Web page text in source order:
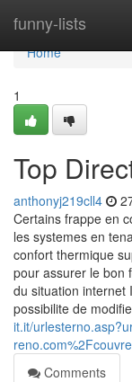
funny-lists
Home
Home
1
Top
anthonyj219cll4
Certains frappe en
les systemes en
confort thermique
pour assurer le bon
du situation internet
possibilite de
it.it/
Comments